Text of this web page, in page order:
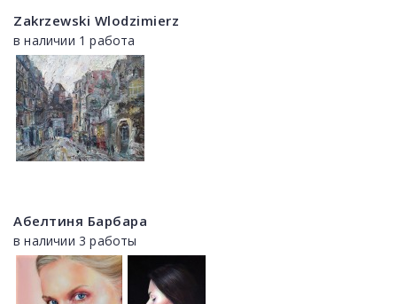
Zakrzewski Wlodzimierz
в наличии 1 работа
Абелтиня Барбара
в наличии 3 работы